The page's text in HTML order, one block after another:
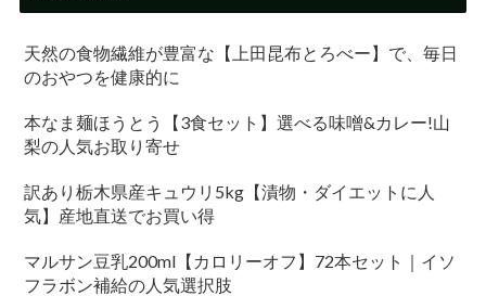
天然の食物繊維が豊富な【上田昆布とろべー】で、毎日
のおやつを健康的に
本なま麺ほうとう【3食セット】選べる味噌&カレー!山
梨の人気お取り寄せ
訳あり栃木県産キュウリ5kg【漬物・ダイエットに人
気】産地直送でお買い得
マルサン豆乳200ml【カロリーオフ】72本セット｜イソ
フラボン補給の人気選択肢